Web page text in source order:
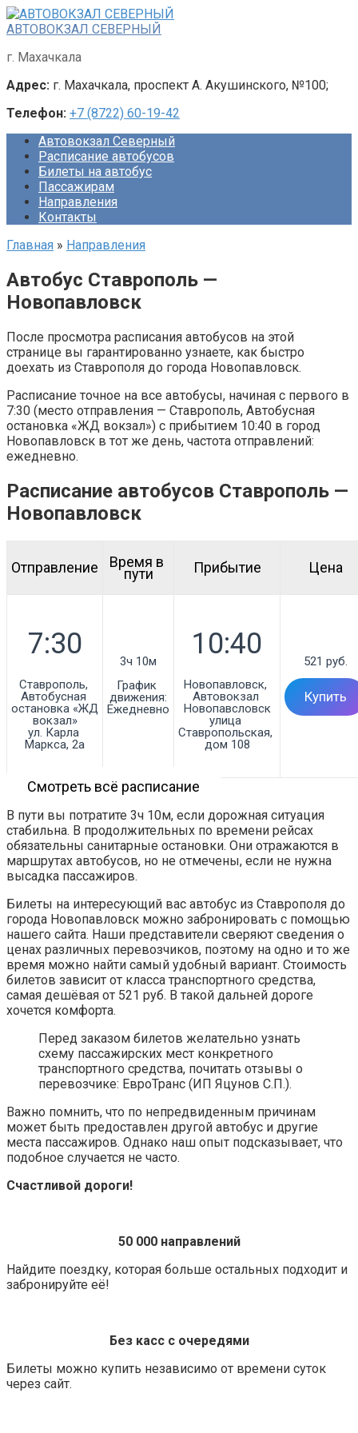
Перейти
к
АВТОВОКЗАЛ СЕВЕРНЫЙ
г. Махачкала
Адрес: г. Махачкала, проспект А. Акушинского, №100;
Телефон: +7 (8722) 60-19-42
Автовокзал Северный
Расписание автобусов
Билеты на автобус
Пассажирам
Направления
Контакты
Главная » Направления
Автобус Ставрополь —
Новопавловск
После просмотра расписания автобусов на этой
странице вы гарантированно узнаете, как быстро
доехать из Ставрополя до города Новопавловск.
Расписание точное на все автобусы, начиная с первого в
7:30 (место отправления — Ставрополь, Автобусная
остановка «ЖД вокзал») с прибытием 10:40 в город
Новопавловск в тот же день, частота отправлений:
ежедневно.
Расписание автобусов Ставрополь —
Новопавловск
Отправление Время в
пути Прибытие Цена
Ставрополь,
Автобусная
остановка «ЖД
вокзал»
ул. Карла
Маркса, 2а
3ч 10м
График
движения:
Ежедневно
Новопавловск,
Автовокзал
Новопавсловск
улица
Ставропольская,
дом 108
521 руб.
Купить
Смотреть всё расписание
В пути вы потратите 3ч 10м, если дорожная ситуация
стабильна. В продолжительных по времени рейсах
обязательны санитарные остановки. Они отражаются в
маршрутах автобусов, но не отмечены, если не нужна
высадка пассажиров.
Билеты на интересующий вас автобус из Ставрополя до
города Новопавловск можно забронировать с помощью
нашего сайта. Наши представители сверяют сведения о
ценах различных перевозчиков, поэтому на одно и то же
время можно найти самый удобный вариант. Стоимость
билетов зависит от класса транспортного средства,
самая дешёвая от 521 руб. В такой дальней дороге
хочется комфорта.
Перед заказом билетов желательно узнать
схему пассажирских мест конкретного
транспортного средства, почитать отзывы о
перевозчике: ЕвроТранс (ИП Яцунов С.П.).
Важно помнить, что по непредвиденным причинам
может быть предоставлен другой автобус и другие
места пассажиров. Однако наш опыт подсказывает, что
подобное случается не часто.
Счастливой дороги!
50 000 направлений
Найдите поездку, которая больше остальных подходит и
забронируйте её!
Без касс с очередями
Билеты можно купить независимо от времени суток
через сайт.